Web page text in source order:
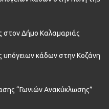
στον Δήμο Καλαμαριάς
υπόγειων κάδων στην Κοζάνη
“Γωνιών Ανακύκλωσης”